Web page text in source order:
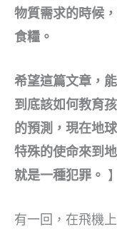
物質需求的時候
食糧。
希望這篇文章，
到底該如何教育
的預測，現在地
特殊的使命來到
就是一種犯罪。 】
有一回，在飛機